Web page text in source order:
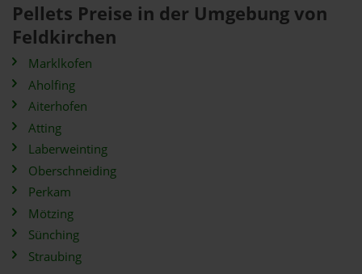
Pellets Preise in der Umgebung von
Feldkirchen
Marklkofen
Aholfing
Aiterhofen
Atting
Laberweinting
Oberschneiding
Perkam
Mötzing
Sünching
Straubing